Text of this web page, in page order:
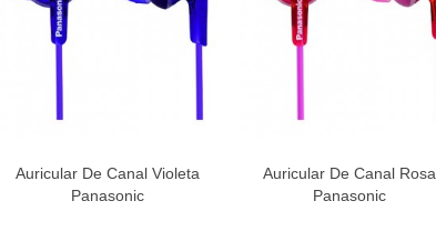
Vista rápida
Auricular De Canal Violeta
Panasonic
Vista rápida
Auricular De Canal Rosa
Panasonic